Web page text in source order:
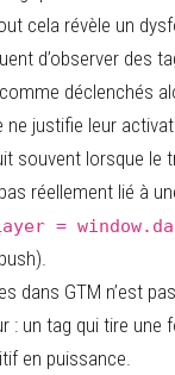
cela révèle un
d’observer des
déclenchés
ne justifie leur
souvent lorsque le
réellement lié à
=
dans GTM n’est
: un tag qui tire une
en puissance.